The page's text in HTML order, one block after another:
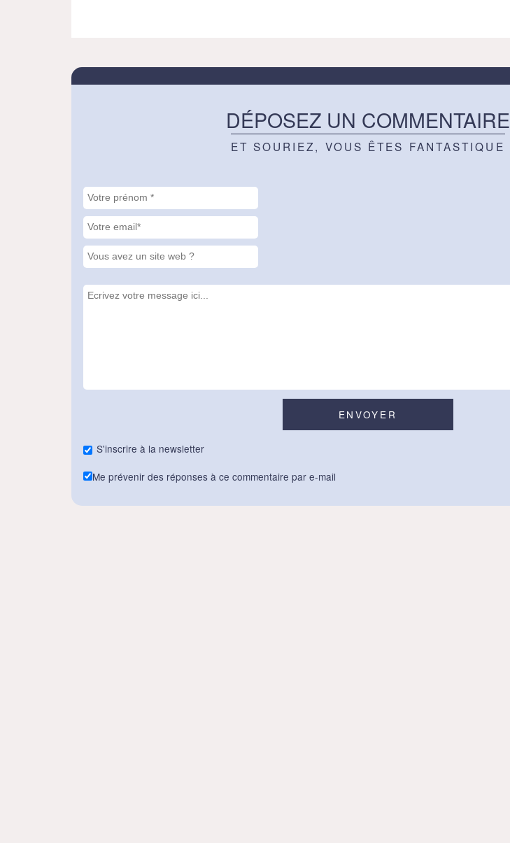
DÉPOSEZ UN COMMENTAIRE
ET SOURIEZ, VOUS ÊTES FANTASTIQUE
S'inscrire à la newsletter
Me prévenir des réponses à ce commentaire par e-mail